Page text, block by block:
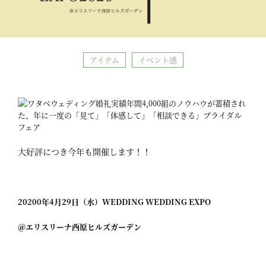
アイテム イベント感
大好評につき今年も開催します！！
20200年4月29日（水）WEDDING WEDDING EXPO
＠エリスリーナ西原ヒルズガーデン